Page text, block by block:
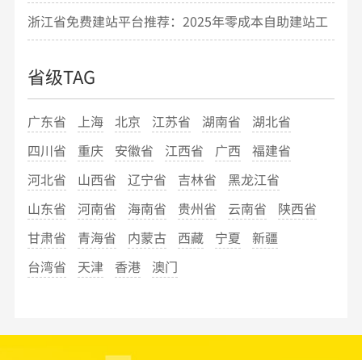
搭建指南
浙江省免费建站平台推荐：2025年零成本自助建站工
省级TAG
广东省 上海 北京 江苏省 湖南省
湖北省
四川省
重庆 安徽省 江西省 广西
福建省
河北省
山西省 辽宁省 吉林省
黑龙江省
山东省
河南省 海南省 贵州省 云南省
陕西省
甘肃省
青海省 内蒙古 西藏 宁夏
新疆
台湾省
天津 香港 澳门